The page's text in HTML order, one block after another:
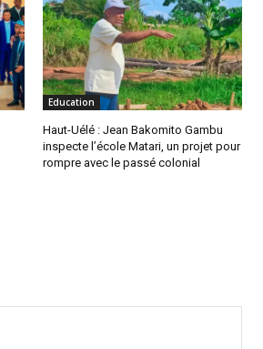
Education
Haut-Uélé : Jean Bakomito Gambu
inspecte l’école Matari, un projet pour
rompre avec le passé colonial